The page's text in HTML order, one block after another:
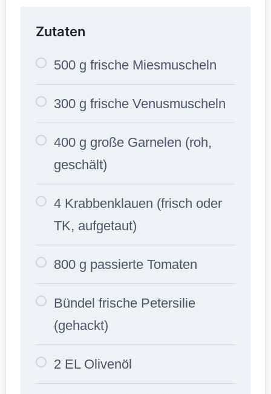
Zutaten
500 g frische Miesmuscheln
300 g frische Venusmuscheln
400 g große Garnelen (roh,
geschält)
4 Krabbenklauen (frisch oder
TK, aufgetaut)
800 g passierte Tomaten
Bündel frische Petersilie
(gehackt)
2 EL Olivenöl